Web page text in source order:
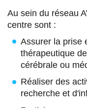
Au sein du réseau
centre sont :
Assurer la prise
thérapeutique
cérébrale ou
Réaliser des
recherche et